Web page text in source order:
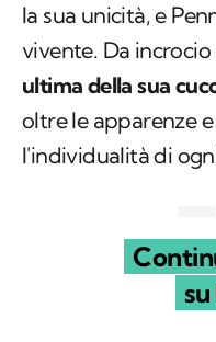
la sua unicità, e
vivente. Da
ultima della sua
oltre le apparenze
l'individualità di